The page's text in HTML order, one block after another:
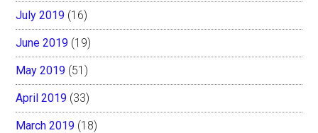
July 2019 (16)
June 2019 (19)
May 2019 (51)
April 2019 (33)
March 2019 (18)